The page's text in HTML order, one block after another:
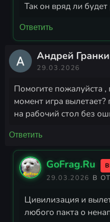
Так он вряд ли
Ответить
Андрей
29.03.2026
Помогите пожалуйста
момент игра
на рабочий стол без
Ответить
GoFrag.Ru
29.03.2026 В
Цивилизация и
любого пакта о